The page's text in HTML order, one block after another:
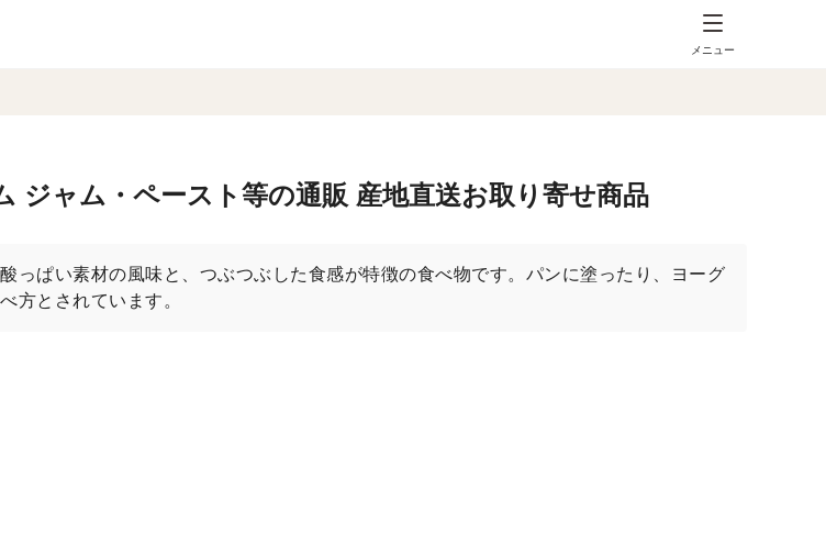
メニュー
ジャム・ペースト等の通販 産地直送お取り寄せ商品
っぱい素材の風味と、つぶつぶした食感が特徴の食べ物です。パンに塗ったり、ヨーグ
方とされています。